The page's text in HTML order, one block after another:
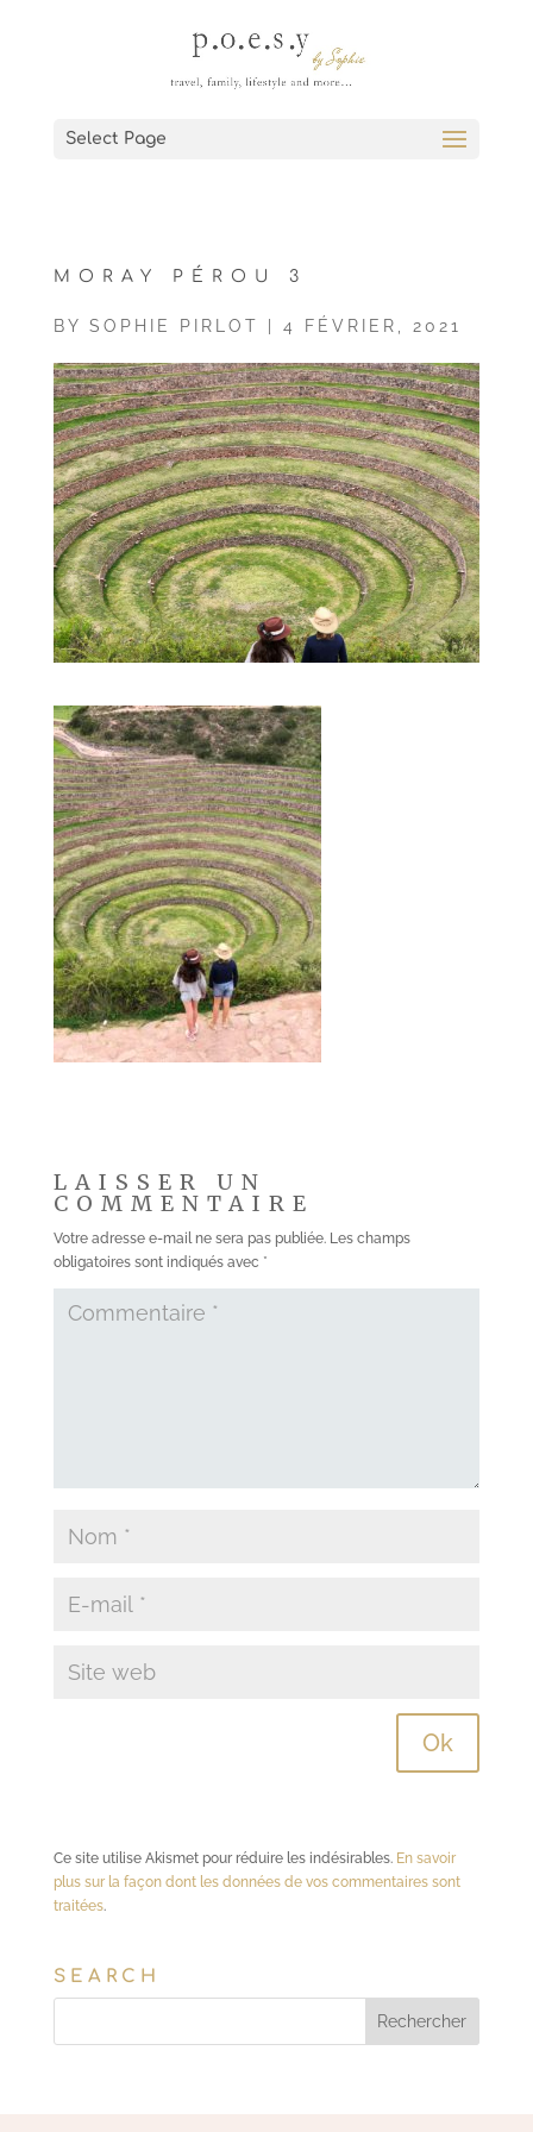
Select Page
MORAY PÉROU 3
BY SOPHIE PIRLOT 4 FÉVRIER, 2021
LAISSER UN
COMMENTAIRE
Votre adresse e-mail ne sera pas publiée. Les champs
obligatoires sont indiqués avec *
Ce site utilise Akismet pour réduire les indésirables. En savoir
plus sur la façon dont les données de vos commentaires sont
traitées.
SEARCH